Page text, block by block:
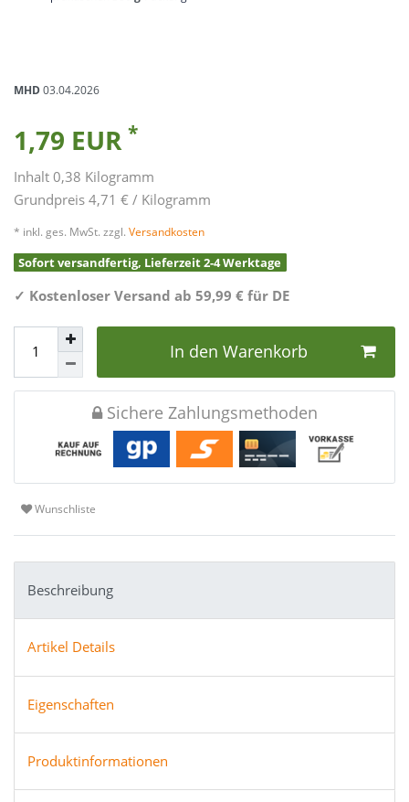
MHD03.04.2026
1,79 EUR *
Inhalt0,38 Kilogramm
Grundpreis4,71 € / Kilogramm
* inkl. ges. MwSt. zzgl. Versandkosten
Sofort versandfertig, Lieferzeit 2-4 Werktage
✓ Kostenloser Versand ab 59,99 € für DE
In den Warenkorb
Sichere Zahlungsmethoden
Wunschliste
Beschreibung
Artikel Details
Eigenschaften
Produktinformationen